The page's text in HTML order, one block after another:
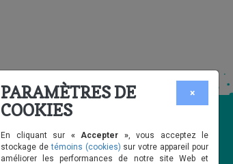
×
PARAMÈTRES DE
COOKIES
En cliquant sur « Accepter », vous acceptez le
stockage detémoins (cookies) sur votre appareil pour
améliorer les performances de notre site Web et